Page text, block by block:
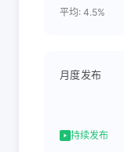
平均: 4.5%
月度发布
持续发布